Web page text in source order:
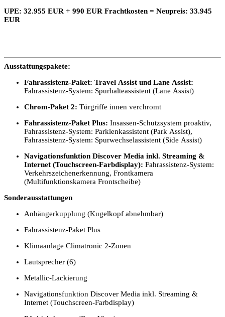
UPE: 32.955 EUR + 990 EUR Frachtkosten = Neupreis: 33.945
EUR
Ausstattungspakete:
Fahrassistenz-Paket: Travel Assist und Lane Assist:
Fahrassistenz-System: Spurhalteassistent (Lane Assist)
Chrom-Paket 2: Türgriffe innen verchromt
Fahrassistenz-Paket Plus: Insassen-Schutzsystem proaktiv,
Fahrassistenz-System: Parklenkassistent (Park Assist),
Fahrassistenz-System: Spurwechselassistent (Side Assist)
Navigationsfunktion Discover Media inkl. Streaming &
Internet (Touchscreen-Farbdisplay): Fahrassistenz-System:
Verkehrszeichenerkennung, Frontkamera
(Multifunktionskamera Frontscheibe)
Sonderausstattungen
Anhängerkupplung (Kugelkopf abnehmbar)
Fahrassistenz-Paket Plus
Klimaanlage Climatronic 2-Zonen
Lautsprecher (6)
Metallic-Lackierung
Navigationsfunktion Discover Media inkl. Streaming &
Internet (Touchscreen-Farbdisplay)